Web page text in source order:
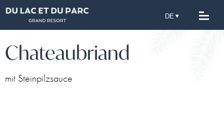
Chateaubriand
mit Steinpilzsauce